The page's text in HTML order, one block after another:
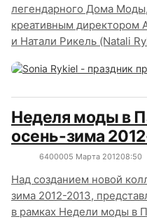
легендарного Дома
креативным директором
и Натали Рикель (Natali
Неделя моды в
осень-зима
6400005 Марта 201208:50
Над созданием новой
зима 2012-2013,
в рамках Недели моды в